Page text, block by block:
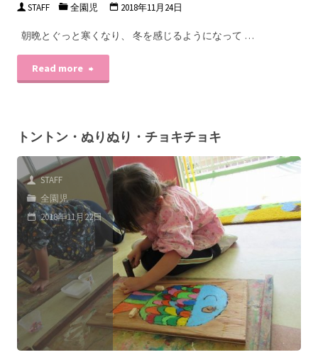
STAFF 全園児 2018年11月24日
朝晩とぐっと寒くなり、 冬を感じるようになって …
Read more
トントン・ぬりぬり・チョキチョキ
STAFF
全園児
2018年11月22日